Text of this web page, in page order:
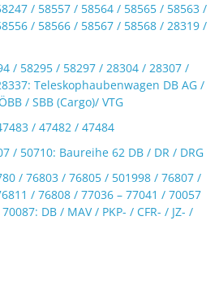
/ 58557 / 58564 / 58565 / 58563 /
/ 58566 / 58567 / 58568 / 28319 /
/ 58295 / 58297 / 28304 / 28307 /
Teleskophaubenwagen DB AG /
/ SBB (Cargo)/ VTG
/ 47482 / 47484
/ 50710: Baureihe 62 DB / DR / DRG
/ 76803 / 76805 / 501998 / 76807 /
/ 76808 / 77036 – 77041 / 70057
DB / MAV / PKP- / CFR- / JZ- /